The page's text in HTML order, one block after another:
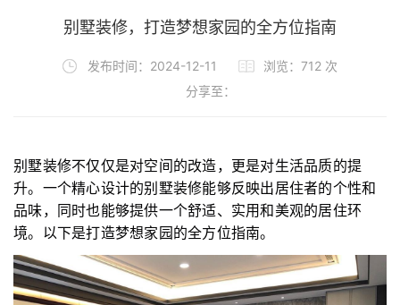
别墅装修，打造梦想家园的全方位指南
发布时间：2024-12-11 浏览： 712 次
分享至：
别墅装修不仅仅是对空间的改造，更是对生活品质的提
升。一个精心设计的别墅装修能够反映出居住者的个性和
品味，同时也能够提供一个舒适、实用和美观的居住环
境。以下是打造梦想家园的全方位指南。